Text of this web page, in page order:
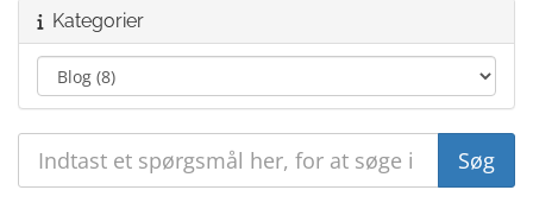
Kategorier